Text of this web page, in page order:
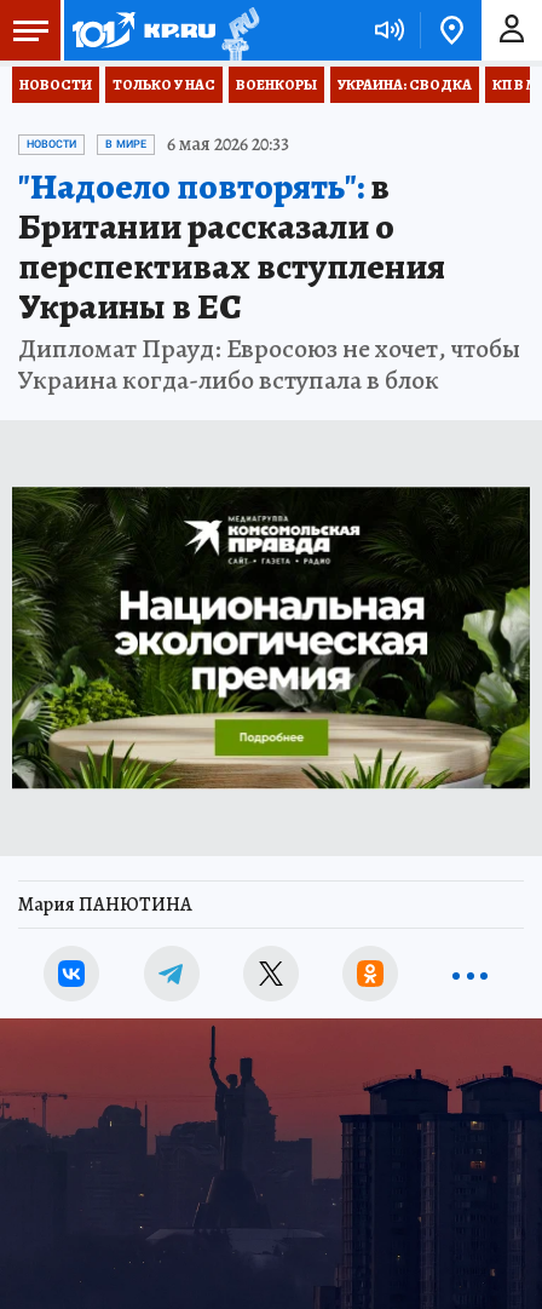
НОВОСТИ ТОЛЬКО У НАС ВОЕНКОРЫ УКРАИНА: СВОДКА КП В
НОВОСТИ В МИРЕ 6 мая 2026 20:33
"Надоело повторять":в
Британии рассказали о
перспективах вступления
Украины в ЕС
Дипломат Прауд: Евросоюз не хочет, чтобы
Украина когда-либо вступала в блок
Мария ПАНЮТИНА